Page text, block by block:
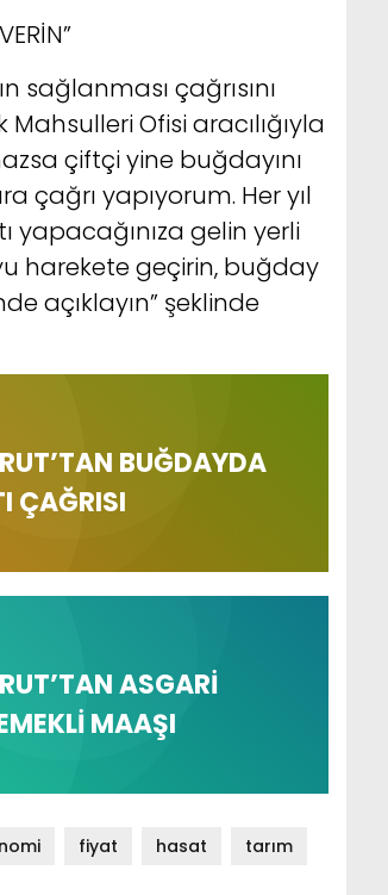
sağlanması çağrısını
Ofisi aracılığıyla
çiftçi yine buğdayını
çağrı yapıyorum. Her yıl
yapacağınıza gelin yerli
harekete geçirin, buğday
açıklayın” şeklinde
BUĞDAYDA
ÇAĞRISI
ASGARİ
MAAŞI
fiyat hasat
tarım